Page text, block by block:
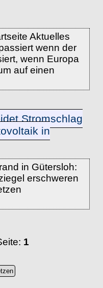
Aktuelles
wenn der
wenn Europa
auf einen
Stromschlag
in
in Gütersloh:
erschweren
1